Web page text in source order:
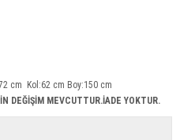
cm Kol:62 cm Boy:150 cm
DEĞİŞİM MEVCUTTUR.İADE YOKTUR.